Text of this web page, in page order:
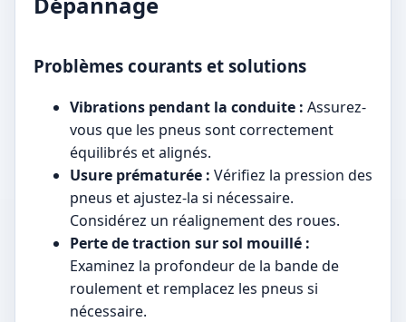
Problèmes courants et solutions
Vibrations pendant la conduite : Assurez-
vous que les pneus sont correctement
équilibrés et alignés.
Usure prématurée : Vérifiez la pression des
pneus et ajustez-la si nécessaire.
Considérez un réalignement des roues.
Perte de traction sur sol mouillé :
Examinez la profondeur de la bande de
roulement et remplacez les pneus si
nécessaire.